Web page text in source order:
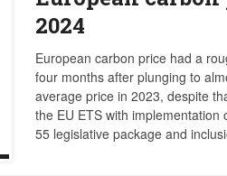
2024
European carbon price had a
four months after plunging to
average price in 2023, despite
the EU ETS with
55 legislative package and